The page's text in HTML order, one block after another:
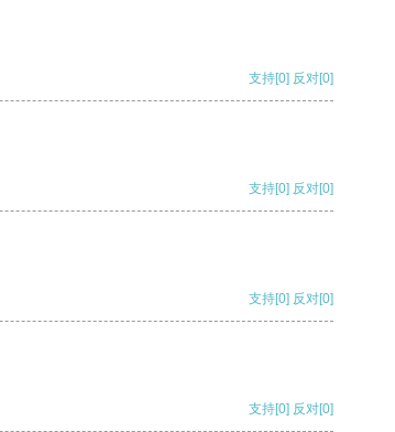
支持[0] 反对[0]
支持[0] 反对[0]
支持[0] 反对[0]
支持[0] 反对[0]